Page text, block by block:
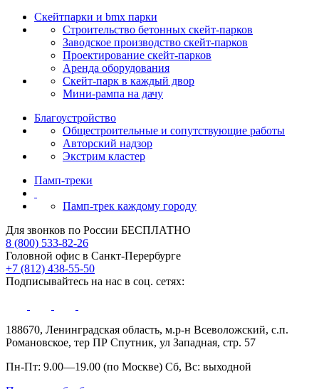
Скейтпарки и bmx парки
Строительство бетонных скейт‑парков
Заводское производство скейт-парков
Проектирование скейт-парков
Аренда оборудования
Скейт-парк в каждый двор
Мини-рампа на дачу
Благоустройство
Общестроительные и сопутствующие работы
Авторский надзор
Экстрим кластер
Памп‑треки
Памп-трек каждому городу
Для звонков по России БЕСПЛАТНО
8 (800) 533-82-26
Головной офис в Санкт-Перербурге
+7 (812) 438-55-50
Подписывайтесь на нас в соц. сетях:
188670, Ленинградская область, м.р-н Всеволожский, с.п.
Романовское, тер ПР Спутник, ул Западная, стр. 57
Пн-Пт: 9.00—19.00 (по Москве) Сб, Вс: выходной